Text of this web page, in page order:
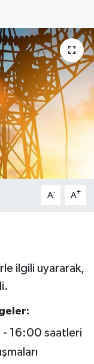
A- A+
ilgili uyararak,
16:00 saatleri